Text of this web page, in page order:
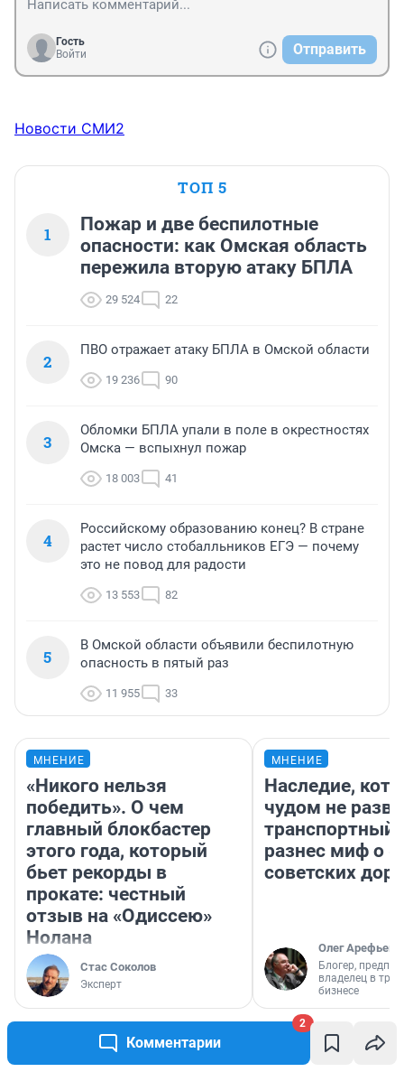
Комментарии
2
Гость
Войти
Отправить
Новости СМИ2
ТОП 5
1
Пожар и две беспилотные
опасности: как Омская область
пережила вторую атаку БПЛА
29 524 22
2
ПВО отражает атаку БПЛА в Омской области
19 236 90
3
Обломки БПЛА упали в поле в окрестностях
Омска — вспыхнул пожар
18 003 41
4
Российскому образованию конец? В стране
растет число стобалльников ЕГЭ — почему
это не повод для радости
13 553 82
5
В Омской области объявили беспилотную
опасность в пятый раз
11 955 33
МНЕНИЕ
«Никого нельзя
победить». О чем
главный блокбастер
этого года, который
бьет рекорды в
прокате: честный
отзыв на «Одиссею»
Нолана
Стас Соколов
Эксперт
МНЕНИЕ
Наследие,
чудом не
транспортный
разнес миф о
советских
Олег Арефьев
Блогер,
владелец в
бизнесе
РЕКОМЕНДУЕМ